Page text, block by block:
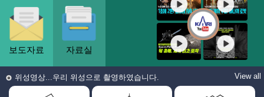
보도자료 자료실
위성영상...우리 위성으로 촬영하였습니다. View all